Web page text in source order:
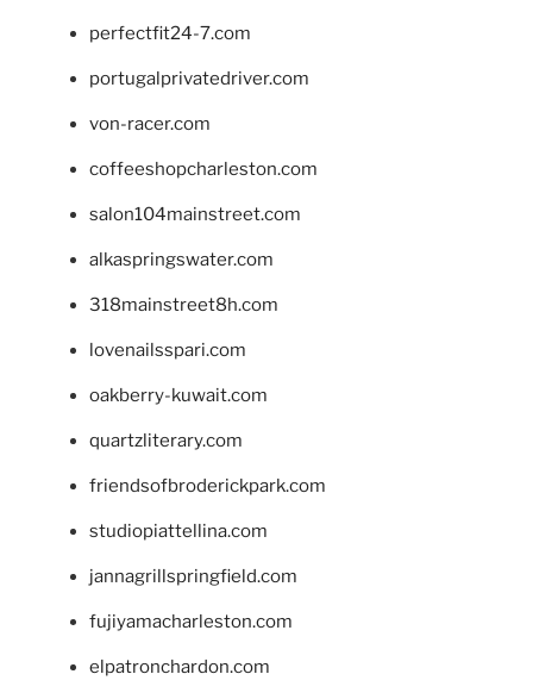
perfectfit24-7.com
portugalprivatedriver.com
von-racer.com
coffeeshopcharleston.com
salon104mainstreet.com
alkaspringswater.com
318mainstreet8h.com
lovenailsspari.com
oakberry-kuwait.com
quartzliterary.com
friendsofbroderickpark.com
studiopiattellina.com
jannagrillspringfield.com
fujiyamacharleston.com
elpatronchardon.com